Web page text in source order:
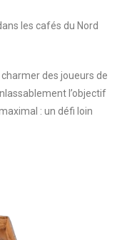
les cafés du Nord
des joueurs de
l’objectif
: un défi loin